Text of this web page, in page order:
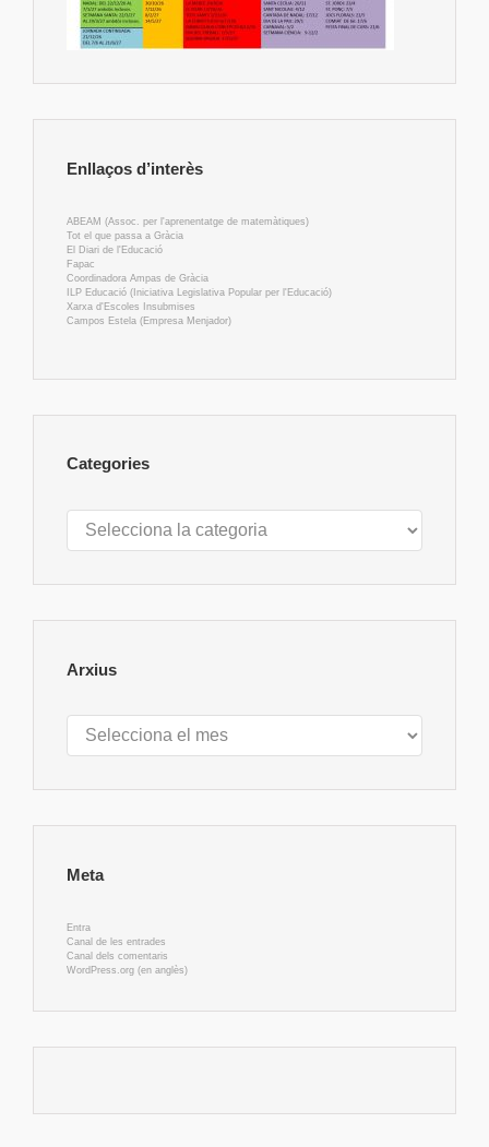
Enllaços d’interès
ABEAM (Assoc. per l'aprenentatge de matemàtiques)
Tot el que passa a Gràcia
El Diari de l'Educació
Fapac
Coordinadora Ampas de Gràcia
ILP Educació (Iniciativa Legislativa Popular per l'Educació)
Xarxa d'Escoles Insubmises
Campos Estela (Empresa Menjador)
Categories
Categories
Arxius
Arxius
Meta
Entra
Canal de les entrades
Canal dels comentaris
WordPress.org (en anglès)